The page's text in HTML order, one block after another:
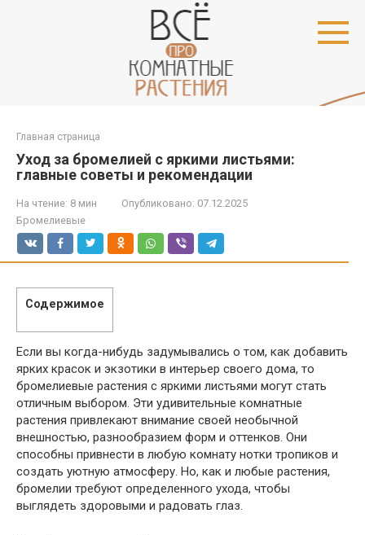
Главная страница
Уход за бромелией с яркими листьями:
главные советы и рекомендации
На чтение: 8 мин Опубликовано: 07.12.2025
Бромелиевые
Содержимое
Если вы когда-нибудь задумывались о том, как добавить
ярких красок и экзотики в интерьер своего дома, то
бромелиевые растения с яркими листьями могут стать
отличным выбором. Эти удивительные комнатные
растения привлекают внимание своей необычной
внешностью, разнообразием форм и оттенков. Они
способны привнести в любую комнату нотки тропиков и
создать уютную атмосферу. Но, как и любые растения,
бромелии требуют определенного ухода, чтобы
выглядеть здоровыми и радовать глаз.